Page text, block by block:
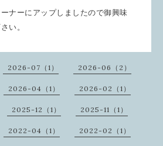
ナーにアップしましたので御興味
い。
2026-07（1） 2026-06（2）
2026-04（1） 2026-02（1）
2025-12（1） 2025-11（1）
2022-04（1） 2022-02（1）